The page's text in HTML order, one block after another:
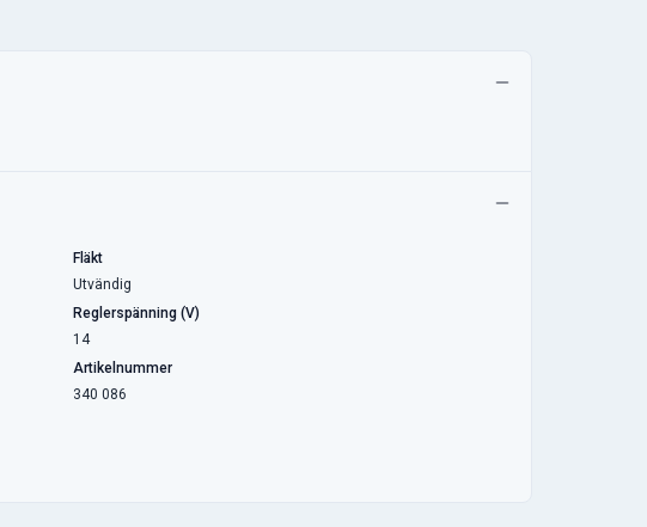
Fläkt
Utvändig
Reglerspänning (V)
14
Artikelnummer
340 086